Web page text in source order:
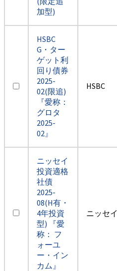
加型)
HSBC
G・ター
ゲット利
回り債券
2025-
02(限追)
『愛称：
グロタ
2025-
02』
HSBC
ニッセイ
投資適格
社債
2025-
08(H有・
4年投資
型) 『愛
称： フ
ォーユ
ー・イン
カム』
ニッセイ